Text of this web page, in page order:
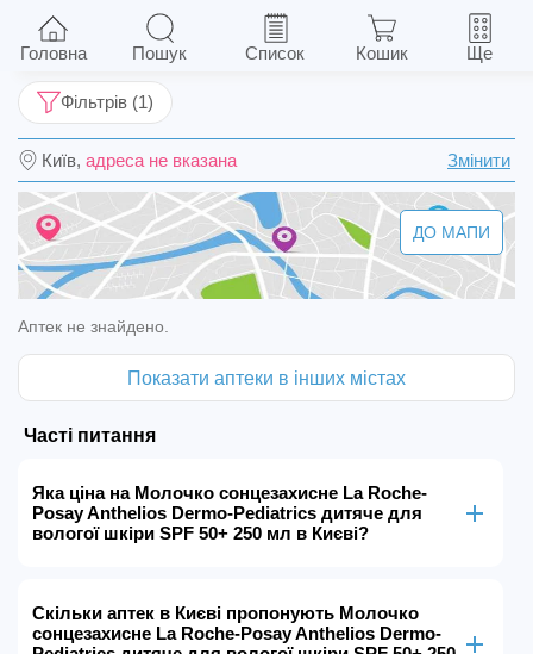
Молочко сонцезахисне La Roche-Posay
Anthelios Dermo-Pediatrics дитяче для вологої
шкіри SPF 50+ 250 мл
Київ, адреса не вказана Змінити
Фільтрів (1)
ДО МАПИ
Аптек не знайдено.
Показати аптеки в інших містах
Часті питання
Яка ціна на Молочко сонцезахисне La Roche-
Posay Anthelios Dermo-Pediatrics дитяче для
вологої шкіри SPF 50+ 250 мл в Києві?
Скільки аптек в Києві пропонують Молочко
сонцезахисне La Roche-Posay Anthelios Dermo-
Головна Пошук Список Кошик Ще